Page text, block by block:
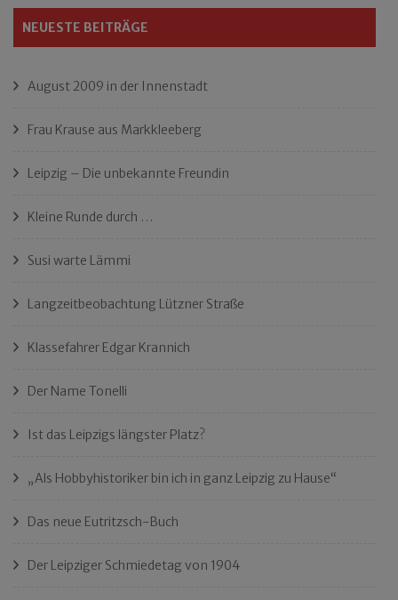
NEUESTE BEITRÄGE
August 2009 in der Innenstadt
Frau Krause aus Markkleeberg
Leipzig – Die unbekannte Freundin
Kleine Runde durch …
Susi warte Lämmi
Langzeitbeobachtung Lützner Straße
Klassefahrer Edgar Krannich
Der Name Tonelli
Ist das Leipzigs längster Platz?
„Als Hobbyhistoriker bin ich in ganz Leipzig zu Hause“
Das neue Eutritzsch-Buch
Der Leipziger Schmiedetag von 1904